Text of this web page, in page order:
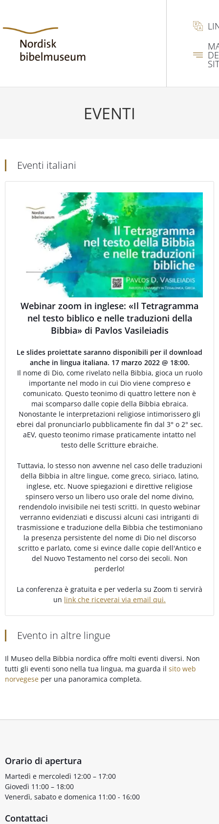
EVENTI
Eventi italiani
Webinar zoom in inglese: «Il Tetragramma
nel testo biblico e nelle traduzioni della
Bibbia» di Pavlos Vasileiadis
Le slides proiettate saranno disponibili per il download
anche in lingua italiana. 17 marzo 2022 @ 18:00.
Il nome di Dio, come rivelato nella Bibbia, gioca un ruolo
importante nel modo in cui Dio viene compreso e
comunicato. Questo teonimo di quattro lettere non è
mai scomparso dalle copie della Bibbia ebraica.
Nonostante le interpretazioni religiose intimorissero gli
ebrei dal pronunciarlo pubblicamente fin dal 3° o 2° sec.
aEV, questo teonimo rimase praticamente intatto nel
testo delle Scritture ebraiche.
Tuttavia, lo stesso non avvenne nel caso delle traduzioni
della Bibbia in altre lingue, come greco, siriaco, latino,
inglese, etc. Nuove spiegazioni e direttive religiose
spinsero verso un libero uso orale del nome divino,
rendendolo invisibile nei testi scritti. In questo webinar
verranno evidenziati e discussi alcuni casi intriganti di
trasmissione e traduzione della Bibbia che testimoniano
la presenza persistente del nome di Dio nel discorso
scritto e parlato, come si evince dalle copie dell'Antico e
del Nuovo Testamento nel corso dei secoli. Non
perderlo!
La conferenza è gratuita e per vederla su Zoom ti servirà
un link che riceverai via email qui.
Evento in altre lingue
Il Museo della Bibbia nordica offre molti eventi diversi. Non
tutti gli eventi sono nella tua lingua, ma guarda il sito web
norvegese per una panoramica completa.
Orario di apertura
Martedì e mercoledì 12:00 – 17:00
Giovedì 11:00 – 18:00
Venerdì, sabato e domenica 11:00 - 16:00
Contattaci